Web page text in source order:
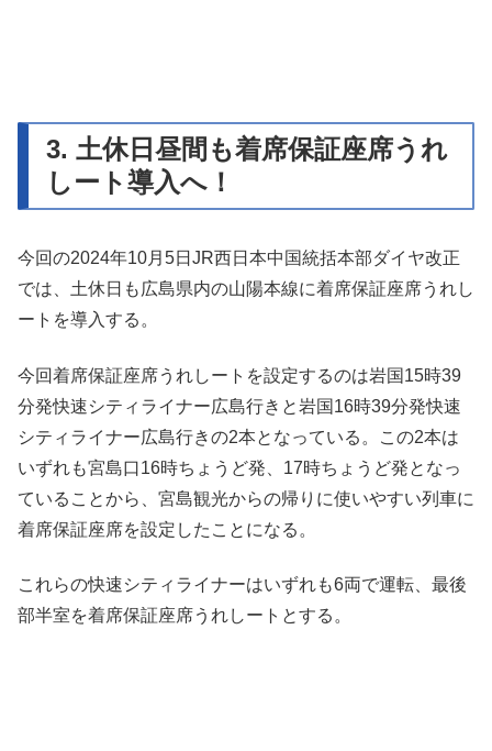
3. 土休日昼間も着席保証座席うれ
しート導入へ！
今回の2024年10月5日JR西日本中国統括本部ダイヤ改正
では、土休日も広島県内の山陽本線に着席保証座席うれし
ートを導入する。
今回着席保証座席うれしートを設定するのは岩国15時39
分発快速シティライナー広島行きと岩国16時39分発快速
シティライナー広島行きの2本となっている。この2本は
いずれも宮島口16時ちょうど発、17時ちょうど発となっ
ていることから、宮島観光からの帰りに使いやすい列車に
着席保証座席を設定したことになる。
これらの快速シティライナーはいずれも6両で運転、最後
部半室を着席保証座席うれしートとする。